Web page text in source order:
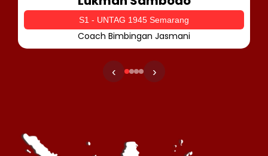
S1 - UNTAG 1945 Semarang
Coach Bimbingan Jasmani
‹ ›